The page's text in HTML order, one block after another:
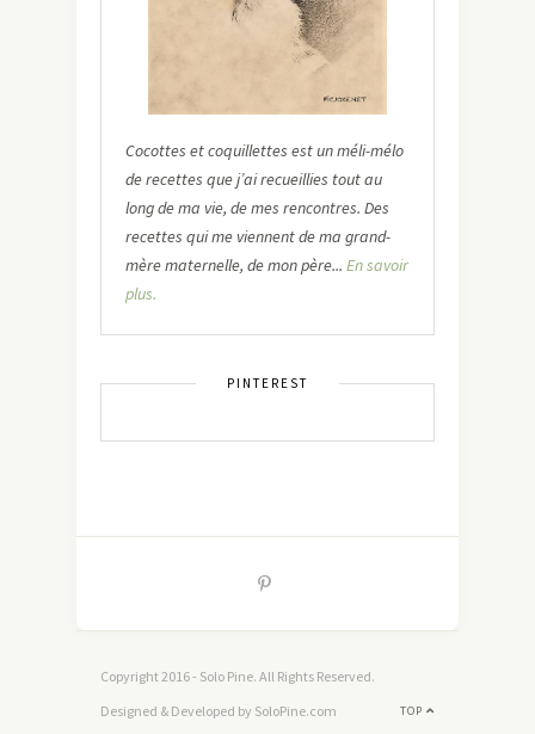
Cocottes et coquillettes est un méli-mélo
de recettes que j’ai recueillies tout au
long de ma vie, de mes rencontres. Des
recettes qui me viennent de ma grand-
mère maternelle, de mon père... En savoir
plus.
PINTEREST
Copyright 2016 - Solo Pine. All Rights Reserved.
TOP
Designed & Developed by SoloPine.com